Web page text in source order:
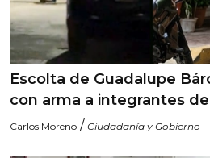
Escolta de Guadalupe
con arma a integrantes
Carlos Moreno / Ciudadanía y Gobierno